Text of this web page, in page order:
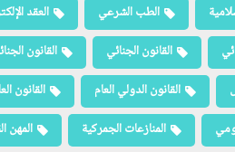
الطب الشرعي
العقد
القانون الجنائي
القانون
القانون الدولي العام
القانون
المنازعات الجمركية
المهن